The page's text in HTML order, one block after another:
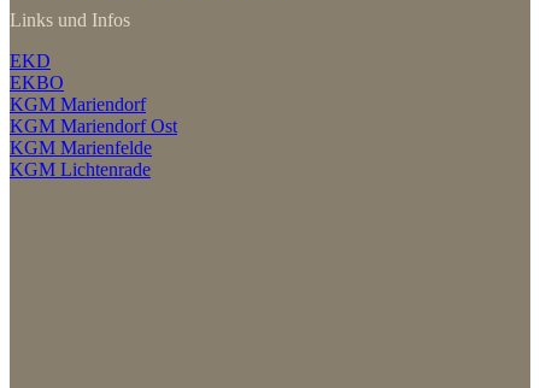
Links und Infos
EKD
EKBO
KGM Mariendorf
KGM Mariendorf Ost
KGM Marienfelde
KGM Lichtenrade